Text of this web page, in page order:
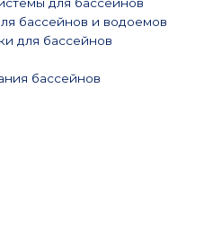
бассейнов и водоемов
для бассейнов
бассейнов